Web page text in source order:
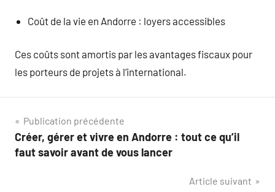
Coût de la vie en Andorre : loyers accessibles
Ces coûts sont amortis par les avantages fiscaux pour
les porteurs de projets à l’international.
Navigation
de
Publication précédente
Créer, gérer et vivre en Andorre : tout ce qu’il
faut savoir avant de vous lancer
Article suivant